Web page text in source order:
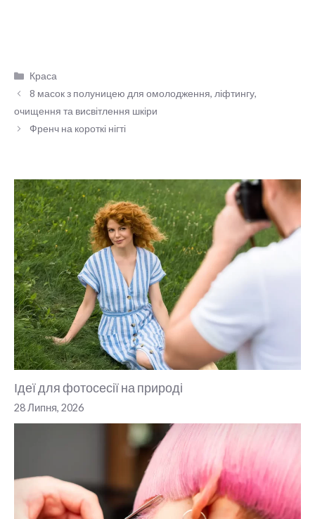
Категорії
Краса
8 масок з полуницею для омолодження, ліфтингу,
очищення та висвітлення шкіри
Френч на короткі нігті
Ідеї для фотосесії на природі
28 Липня, 2026